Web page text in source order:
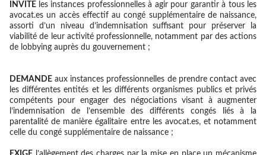
INVITE les instances professionnelles à agir pour garantir à tous les
avocat.es un accès effectif au congé supplémentaire de naissance,
assorti d’un niveau d’indemnisation suffisant pour préserver la
viabilité de leur activité professionnelle, notamment par des actions
de lobbying auprès du gouvernement ;
DEMANDE aux instances professionnelles de prendre contact avec
les différentes entités et les différents organismes publics et privés
compétents pour engager des négociations visant à augmenter
l’indemnisation de l’ensemble des différents congés liés à la
parentalité de manière égalitaire entre les avocat.es, et notamment
celle du congé supplémentaire de naissance ;